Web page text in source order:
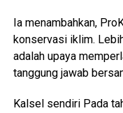
Ia menambahkan,
konservasi iklim.
adalah upaya
tanggung jawab
Kalsel sendiri Pada